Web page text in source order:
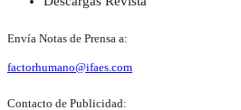
Envía Notas de Prensa a:
factorhumano@ifaes.com
Contacto de Publicidad: